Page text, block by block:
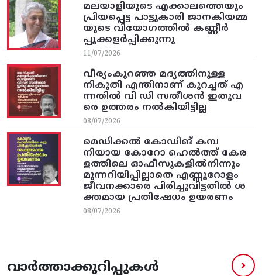
മലയാളിയുടെ എക്കാലത്തെയും
പ്രിയപ്പെട്ട പാട്ടുകാരി ജാനകിയമ്മ
യുടെ വിയോഗത്തിൽ കണ്ണീർ
പ്പൂക്കളർപ്പിക്കുന്നു
11/07/2026
വീര്യംകുറഞ്ഞ മദ്യത്തിനുള്ള
നികുതി എന്തിനാണ് കുറച്ചത് എ
ന്നതിൽ വി ഡി സതീശൻ ഇതുവ
രെ ഉത്തരം നൽകിയിട്ടില്ല
08/07/2026
മെഡിക്കൽ കോഡിങ് കമ്പ
നിയായ കോറോ ഹെൽത്ത് കേര
ളത്തിലെ ഓഫീസുകളിൽനിന്നും
മുന്നറിയിപ്പില്ലാതെ എണ്ണൂറോളം
ജീവനക്കാരെ പിരിച്ചുവിട്ടതിൽ‌ ശ
ക്തമായ പ്രതിഷേധം ഉയരണം
08/07/2026
വാർത്താക്കുറിപ്പുകൾ